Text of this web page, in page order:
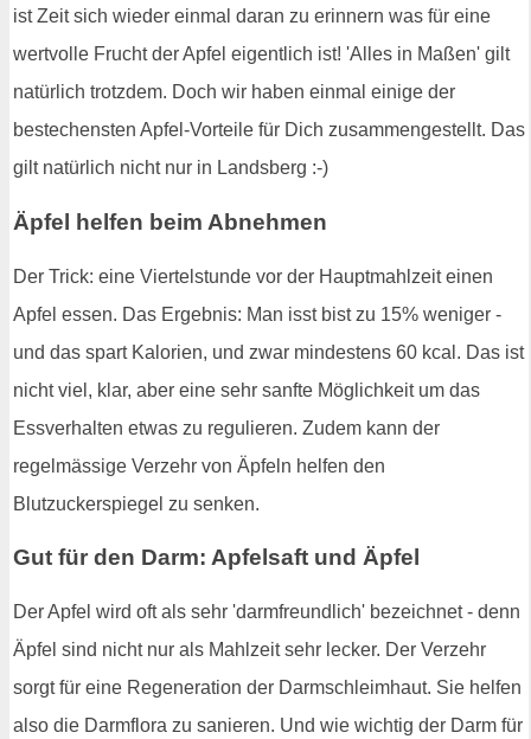
ist Zeit sich wieder einmal daran zu erinnern was für eine
wertvolle Frucht der Apfel eigentlich ist! 'Alles in Maßen' gilt
natürlich trotzdem. Doch wir haben einmal einige der
bestechensten Apfel-Vorteile für Dich zusammengestellt. Das
gilt natürlich nicht nur in Landsberg :-)
Äpfel helfen beim Abnehmen
Der Trick: eine Viertelstunde vor der Hauptmahlzeit einen
Apfel essen. Das Ergebnis: Man isst bist zu 15% weniger -
und das spart Kalorien, und zwar mindestens 60 kcal. Das ist
nicht viel, klar, aber eine sehr sanfte Möglichkeit um das
Essverhalten etwas zu regulieren. Zudem kann der
regelmässige Verzehr von Äpfeln helfen den
Blutzuckerspiegel zu senken.
Gut für den Darm: Apfelsaft und Äpfel
Der Apfel wird oft als sehr 'darmfreundlich' bezeichnet - denn
Äpfel sind nicht nur als Mahlzeit sehr lecker. Der Verzehr
sorgt für eine Regeneration der Darmschleimhaut. Sie helfen
also die Darmflora zu sanieren. Und wie wichtig der Darm für